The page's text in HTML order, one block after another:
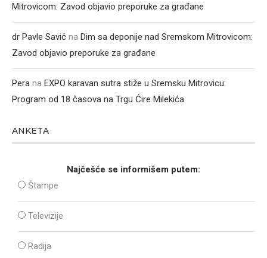
Mitrovicom: Zavod objavio preporuke za građane
dr Pavle Savić na Dim sa deponije nad Sremskom Mitrovicom:
Zavod objavio preporuke za građane
Pera na EXPO karavan sutra stiže u Sremsku Mitrovicu:
Program od 18 časova na Trgu Ćire Milekića
ANKETA
Najčešće se informišem putem:
Štampe
Televizije
Radija